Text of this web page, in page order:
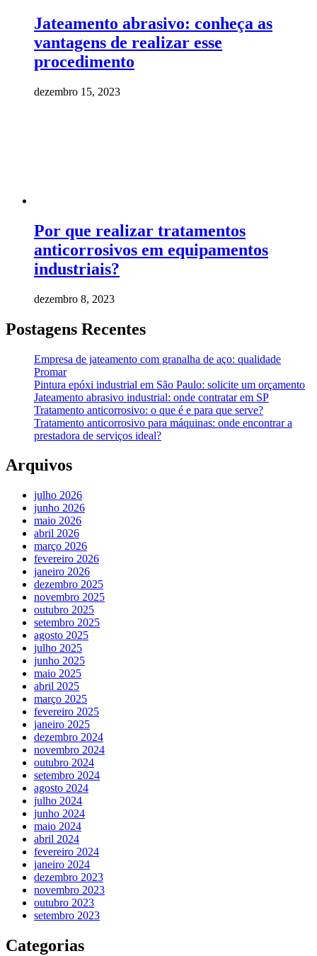
Jateamento abrasivo: conheça as
vantagens de realizar esse
procedimento
dezembro 15, 2023
Por que realizar tratamentos
anticorrosivos em equipamentos
industriais?
dezembro 8, 2023
Postagens Recentes
Empresa de jateamento com granalha de aço: qualidade
Promar
Pintura epóxi industrial em São Paulo: solicite um orçamento
Jateamento abrasivo industrial: onde contratar em SP
Tratamento anticorrosivo: o que é e para que serve?
Tratamento anticorrosivo para máquinas: onde encontrar a
prestadora de serviços ideal?
Arquivos
julho 2026
junho 2026
maio 2026
abril 2026
março 2026
fevereiro 2026
janeiro 2026
dezembro 2025
novembro 2025
outubro 2025
setembro 2025
agosto 2025
julho 2025
junho 2025
maio 2025
abril 2025
março 2025
fevereiro 2025
janeiro 2025
dezembro 2024
novembro 2024
outubro 2024
setembro 2024
agosto 2024
julho 2024
junho 2024
maio 2024
abril 2024
fevereiro 2024
janeiro 2024
dezembro 2023
novembro 2023
outubro 2023
setembro 2023
Categorias